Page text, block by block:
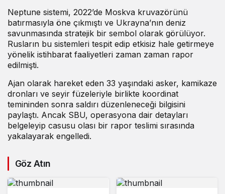
Neptune sistemi, 2022’de Moskva kruvazörünü
batırmasıyla öne çıkmıştı ve Ukrayna’nın deniz
savunmasında stratejik bir sembol olarak görülüyor.
Rusların bu sistemleri tespit edip etkisiz hale getirmeye
yönelik istihbarat faaliyetleri zaman zaman rapor
edilmişti.
Ajan olarak hareket eden 33 yaşındaki asker, kamikaze
dronları ve seyir füzeleriyle birlikte koordinat
temininden sonra saldırı düzenleneceği bilgisini
paylaştı. Ancak SBU, operasyona dair detayları
belgeleyip casusu olası bir rapor teslimi sırasında
yakalayarak engelledi.
Göz Atın